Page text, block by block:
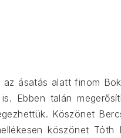
ásatás alatt finom
Ebben talán
Köszönet
köszönet